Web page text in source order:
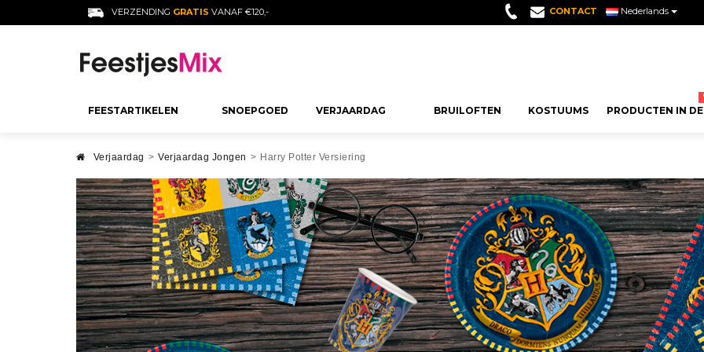
VERZENDING GRATIS VANAF €120,- CONTACT Nederlands
FEESTARTIKELEN
DECORATIE
Verjaardag Decoratie
Feest Decoratie voor Kinderen
Bruiloft Decoratie
Decoratie Doop
Decoratie Communie
Baby Shower Decoratie
Afstuderen Decoratie
Kerst Decoratie
Halloween Decoratie
Oud en Nieuw Decoratie
Carnaval Versiering
Valentijnsdag Decoratie
Meer Zien
Ballonen
Events Decoratie
Raamdecoratie
Versierd Met
Decoratie voor
Themafeest
Taart Versiering
SNOEPGOED
SNOEPJES PER SOORT
Jelly Beans
Gekleurd Snoep
Gearomatiseerde Snoepjes
Suiker Snoepjes
Meer Zien
Wolken Snoepjes
Lange Snoepjes
Kusjes Snoep
Bramen Snoepjes
Drop
Meer Zien
Snoepjes voor
Communie Snoepjes
Snoep voor Doop
Bruiloft Snoepjes
Snoepjes Baby Shower
Halloweeen Snoepjes
Kerst Snoepjes
VERJAARDAG
VERJAARDAGFEEST
VOLWASSENEN
18 Jaar Verjaardag
30 Jaar Verjaardag
40 Jaar Verjaardag
50 Jaar Verjaardag
60 Jaar Verjaardag
Verjaardag Man
Verjaardag 80 Jaar
Hippie Feest
Hawaiiaanse Feest
Hollywood Verjaardag
Casino Verjaardag
Verjaardag 70 Jaar
Rocker Feest
Cijfer
Letter
Vejaardag
Fotoprops
Verjaardag
BRUILOFTEN KOSTUUMS PRODUCTEN IN
Verjaardag > Verjaardag Jongen > Harry Potter Versiering